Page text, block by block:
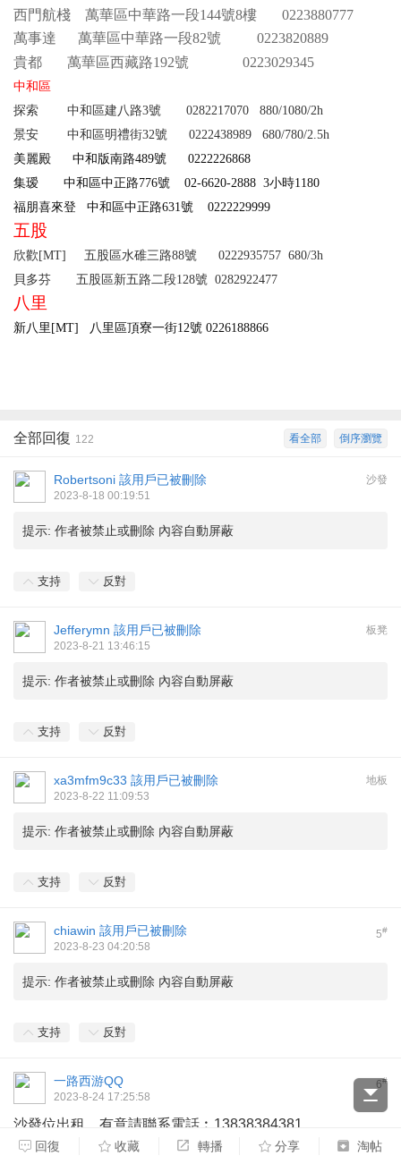
西門航棧
萬華區中華路一段144號8樓 0223880777
萬事達 萬華區中華路一段82號 0223820889
貴都
萬華區西藏路192號 0223029345
中和區
探索 中和區建八路3號 0282217070 880/1080/2h
景安 中和區明禮街32號 0222438989 680/780/2.5h
美麗殿 中和版南路489號 0222226868
集瑷 中和區中正路776號 02-6620-2888 3小時1180
福朋喜來登 中和區中正路631號 0222229999
五股
欣歡[MT] 五股區水碓三路88號 0222935757 680/3h
貝多芬 五股區新五路二段128號 0282922477
八里
新八里[MT] 八里區頂寮一街12號 0226188866
倒序瀏覽
看全部
全部回復 122
沙發
Robertsoni 該用戶已被刪除
2023-8-18 00:19:51
提示: 作者被禁止或刪除 內容自動屏蔽
支持 反對
板凳
Jefferymn 該用戶已被刪除
2023-8-21 13:46:15
提示: 作者被禁止或刪除 內容自動屏蔽
支持 反對
地板
xa3mfm9c33 該用戶已被刪除
2023-8-22 11:09:53
提示: 作者被禁止或刪除 內容自動屏蔽
支持 反對
5#
chiawin 該用戶已被刪除
2023-8-23 04:20:58
提示: 作者被禁止或刪除 內容自動屏蔽
支持 反對
6#
一路西游QQ
2023-8-24 17:25:58
沙發位出租，有意請聯系電話︰13838384381
回復 收藏 轉播 分享 淘帖